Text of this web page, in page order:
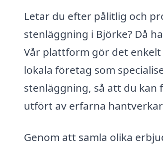
Letar du efter pålitlig och
stenläggning i Björke? Då
Vår plattform gör det
lokala företag som
stenläggning, så att du kan
utfört av erfarna
Genom att samla olika